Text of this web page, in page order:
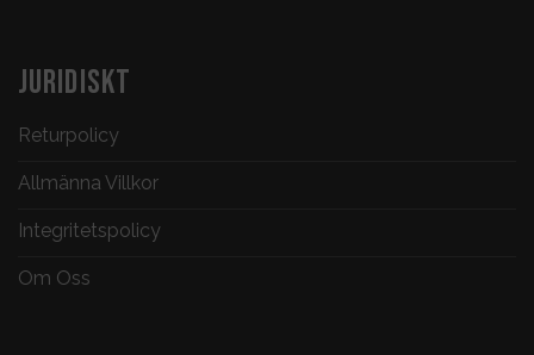
JURIDISKT
Returpolicy
Allmänna Villkor
Integritetspolicy
Om Oss